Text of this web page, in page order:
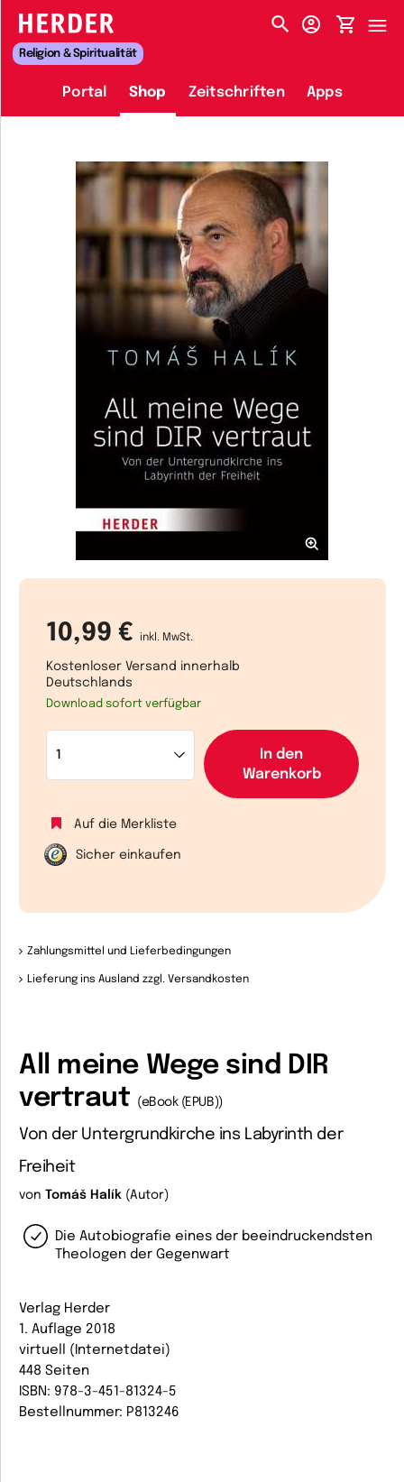
HERDER-MENÜ
Religion & Spiritualität
Portal Shop Zeitschriften Apps
10,99 € inkl. MwSt.
Kostenloser Versand innerhalb
Deutschlands
Download sofort verfügbar
In den
Warenkorb
Auf die Merkliste
Sicher einkaufen
Zahlungsmittel und Lieferbedingungen
Lieferung ins Ausland zzgl. Versandkosten
All meine Wege sind DIR
vertraut
(eBook (EPUB))
Von der Untergrundkirche ins Labyrinth der
Freiheit
von Tomáš Halík (Autor)
Die Autobiografie eines der beeindruckendsten
Theologen der Gegenwart
Verlag Herder
1. Auflage 2018
virtuell (Internetdatei)
448 Seiten
ISBN: 978-3-451-81324-5
Bestellnummer: P813246